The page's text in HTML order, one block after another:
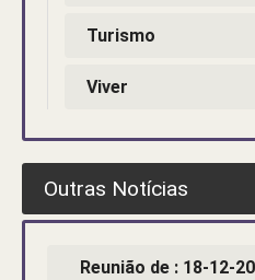
Turismo
Viver
Outras Notícias
Reunião de : 18-12-